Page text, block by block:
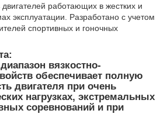
двигателей работающих в жестких и
эксплуатации. Разработано с учетом
спортивных и гоночных
вязкостно-
обеспечивает полную
двигателя при очень
нагрузках, экстремальных
соревнований и при